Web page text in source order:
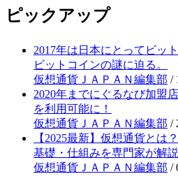
ピックアップ
2017年は日本にとってビッ
ビットコインの謎に迫る。
仮想通貨ＪＡＰＡＮ編集部 /
2020年までにぐるなび加盟
を利用可能に！
仮想通貨ＪＡＰＡＮ編集部 /
【2025最新】仮想通貨とは
基礎・仕組みを専門家が解説
仮想通貨ＪＡＰＡＮ編集部 /